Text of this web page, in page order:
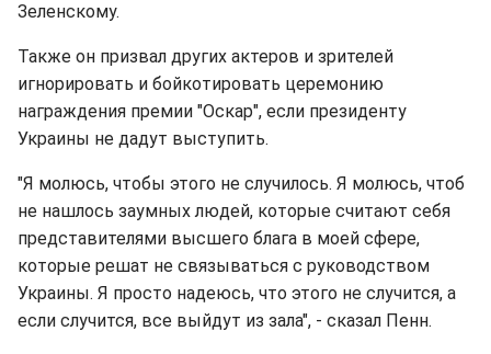
Зеленскому.
Также он призвал других актеров и зрителей
игнорировать и бойкотировать церемонию
награждения премии "Оскар", если президенту
Украины не дадут выступить.
"Я молюсь, чтобы этого не случилось. Я молюсь, чтоб
не нашлось заумных людей, которые считают себя
представителями высшего блага в моей сфере,
которые решат не связываться с руководством
Украины. Я просто надеюсь, что этого не случится, а
если случится, все выйдут из зала", - сказал Пенн.